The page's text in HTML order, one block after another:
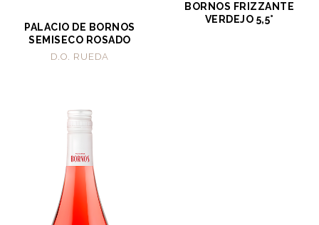
PALACIO DE BORNOS
SEMISECO ROSADO
D.O. RUEDA
BORNOS FRIZZANTE
VERDEJO 5,5°